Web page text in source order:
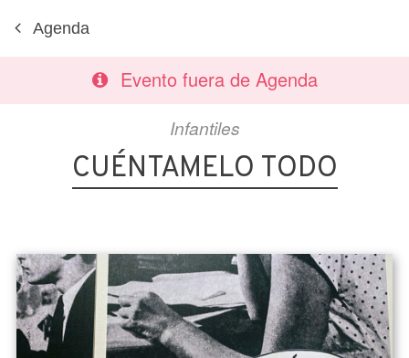
Agenda
Evento fuera de Agenda
Infantiles
CUÉNTAMELO TODO